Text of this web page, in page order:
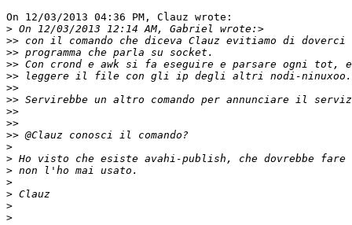
On 12/03/2013 04:36 PM, Clauz wrote:
>
>>
>>
>>
>>
>>
>>
>>
>>
>>
>
>
>
>
>
>
>